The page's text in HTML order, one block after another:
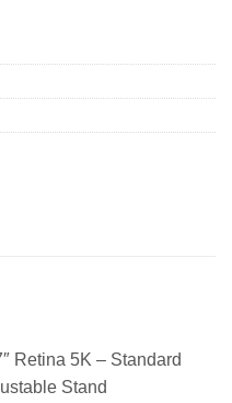
Retina 5K – Standard
Stand